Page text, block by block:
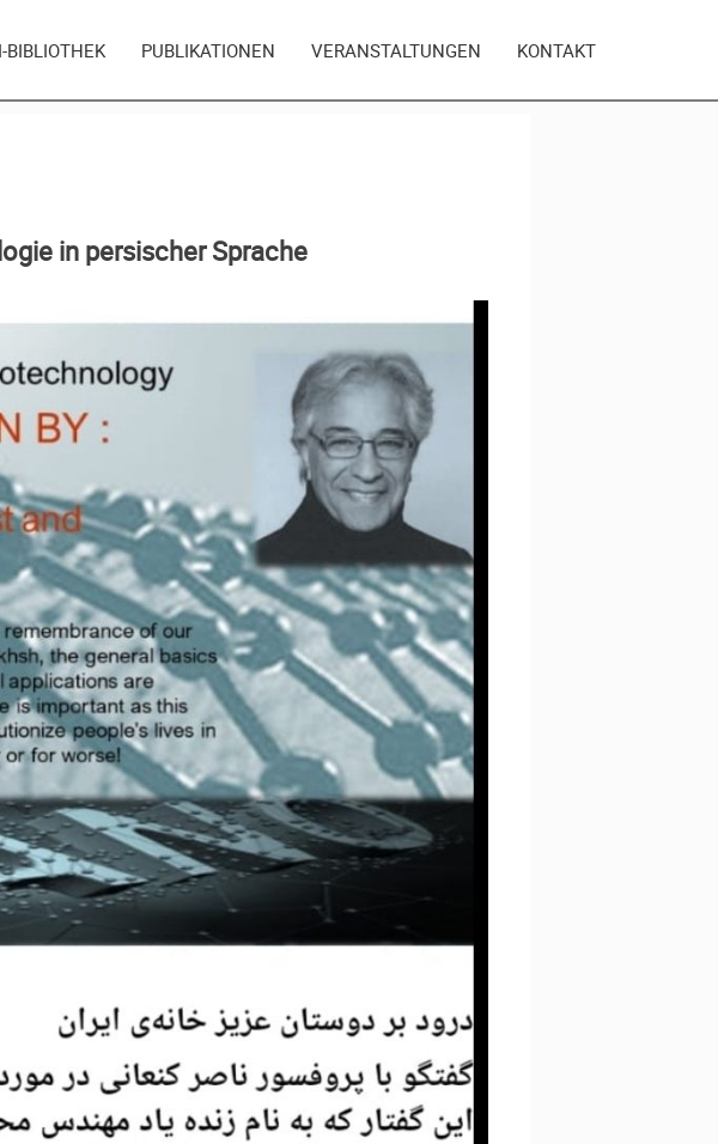
BIBLIOTHEK PUBLIKATIONEN VERANSTALTUNGEN KONTAKT
in persischer Sprache